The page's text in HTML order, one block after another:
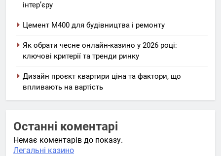
інтер’єру
Цемент М400 для будівництва і ремонту
Як обрати чесне онлайн-казино у 2026 році:
ключові критерії та тренди ринку
Дизайн проєкт квартири ціна та фактори, що
впливають на вартість
Останні коментарі
Немає коментарів до показу.
Легальні казино